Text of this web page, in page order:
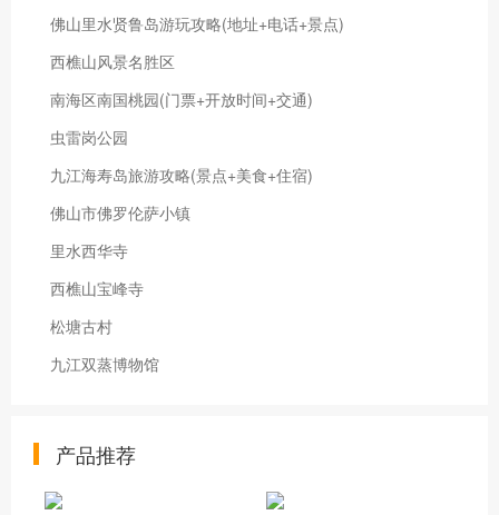
佛山里水贤鲁岛游玩攻略(地址+电话+景点)
西樵山风景名胜区
南海区南国桃园(门票+开放时间+交通)
虫雷岗公园
九江海寿岛旅游攻略(景点+美食+住宿)
佛山市佛罗伦萨小镇
里水西华寺
西樵山宝峰寺
松塘古村
九江双蒸博物馆
产品推荐